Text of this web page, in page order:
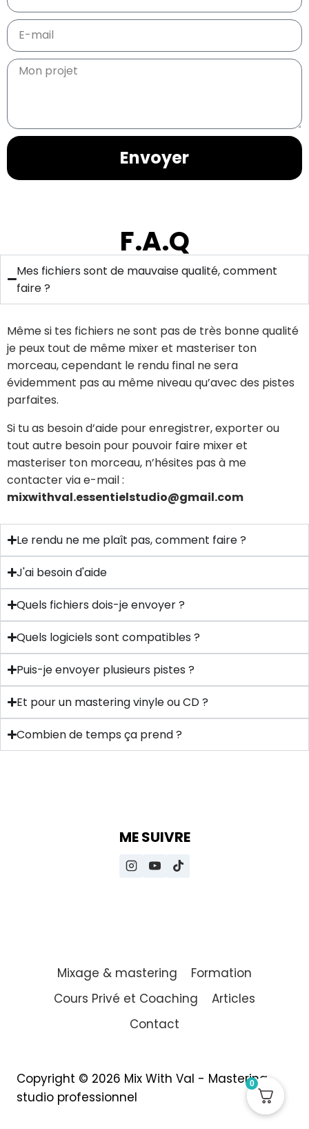
Envoyer
F.A.Q
Mes fichiers sont de mauvaise qualité, comment
faire ?
Même si tes fichiers ne sont pas de très bonne qualité
je peux tout de même mixer et masteriser ton
morceau, cependant le rendu final ne sera
évidemment pas au même niveau qu’avec des pistes
parfaites.
Si tu as besoin d’aide pour enregistrer, exporter ou
tout autre besoin pour pouvoir faire mixer et
masteriser ton morceau, n’hésites pas à me
contacter via e-mail :
mixwithval.essentielstudio@gmail.com
Le rendu ne me plaît pas, comment faire ?
J'ai besoin d'aide
Quels fichiers dois-je envoyer ?
Quels logiciels sont compatibles ?
Puis-je envoyer plusieurs pistes ?
Et pour un mastering vinyle ou CD ?
Combien de temps ça prend ?
ME SUIVRE
Mixage & mastering
Formation
Cours Privé et Coaching
Articles
Contact
Copyright © 2026 Mix With Val - Mastering
studio professionnel
0